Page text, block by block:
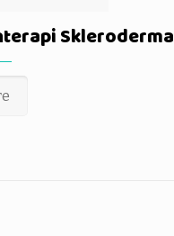
Skleroderma